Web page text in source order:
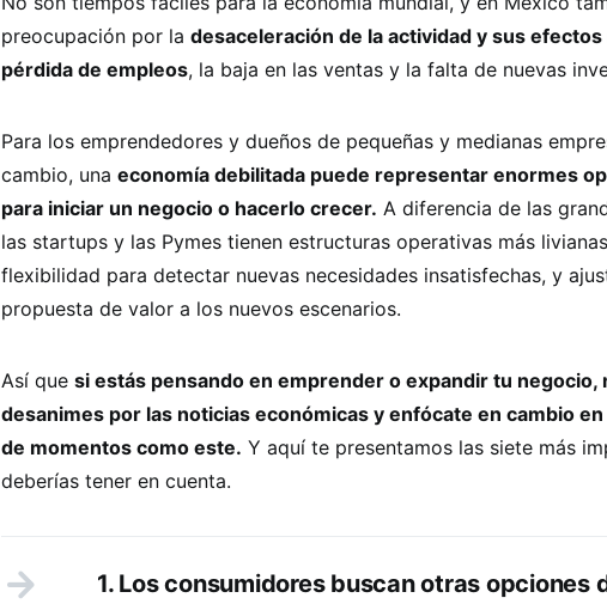
preocupación por la desaceleración de la actividad y sus
pérdida de empleos, la baja en las ventas y la falta de nuevas
Para los emprendedores y dueños de pequeñas y medianas
cambio, una economía debilitada puede representar enormes
para iniciar un negocio o hacerlo crecer. A diferencia de las
las startups y las Pymes tienen estructuras operativas más
flexibilidad para detectar nuevas necesidades insatisfechas, y
propuesta de valor a los nuevos escenarios.
Así que si estás pensando en emprender o expandir tu negocio,
desanimes por las noticias económicas y enfócate en cambio
de momentos como este. Y aquí te presentamos las siete más
deberías tener en cuenta.
1. Los consumidores buscan otras opciones